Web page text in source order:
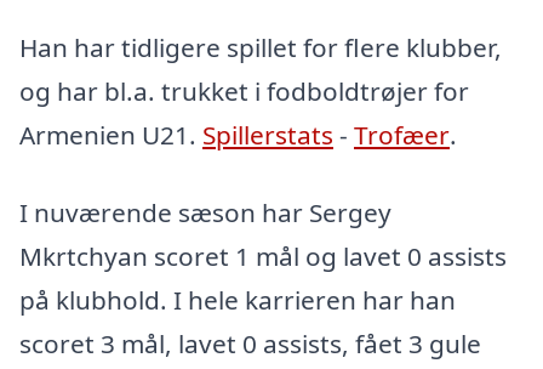
Han har tidligere spillet for flere klubber,
og har bl.a. trukket i fodboldtrøjer for
Armenien U21. Spillerstats - Trofæer.
I nuværende sæson har Sergey
Mkrtchyan scoret 1 mål og lavet 0 assists
på klubhold. I hele karrieren har han
scoret 3 mål, lavet 0 assists, fået 3 gule